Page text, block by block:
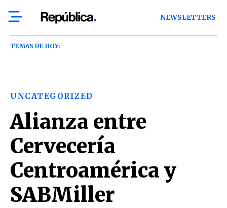
NEWSLETTERS
TEMAS DE HOY:
UNCATEGORIZED
Alianza entre
Cervecería
Centroamérica y
SABMiller